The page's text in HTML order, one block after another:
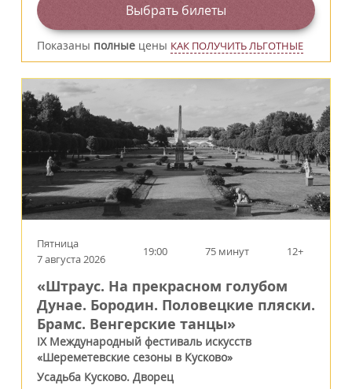
Выбрать билеты
Показаны полные цены КАК ПОЛУЧИТЬ ЛЬГОТНЫЕ
Пятница
7 августа 2026
19:00 75 минут 12+
«Штраус. На прекрасном голубом
Дунае. Бородин. Половецкие пляски.
Брамс. Венгерские танцы»
IX Международный фестиваль искусств
«Шереметевские сезоны в Кусково»
Усадьба Кусково. Дворец